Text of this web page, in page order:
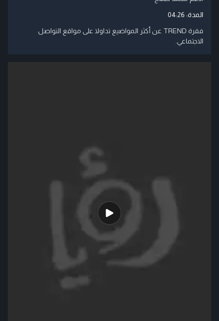
المدة: 04:26
فقرة TREND عن أكثر المواضيع تداولا على مواقع التواصل
الاجتماعي.